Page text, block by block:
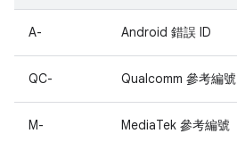
A- Android 錯誤 ID
QC- Qualcomm 參考編號
M- MediaTek 參考編號